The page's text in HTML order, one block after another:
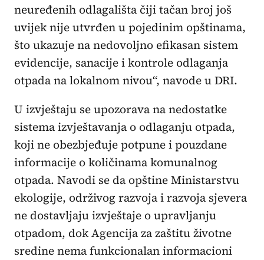
neuređenih odlagališta čiji tačan broj još
uvijek nije utvrđen u pojedinim opštinama,
što ukazuje na nedovoljno efikasan sistem
evidencije, sanacije i kontrole odlaganja
otpada na lokalnom nivou“, navode u DRI.
U izvještaju se upozorava na nedostatke
sistema izvještavanja o odlaganju otpada,
koji ne obezbjeđuje potpune i pouzdane
informacije o količinama komunalnog
otpada. Navodi se da opštine Ministarstvu
ekologije, održivog razvoja i razvoja sjevera
ne dostavljaju izvještaje o upravljanju
otpadom, dok Agencija za zaštitu životne
sredine nema funkcionalan informacioni